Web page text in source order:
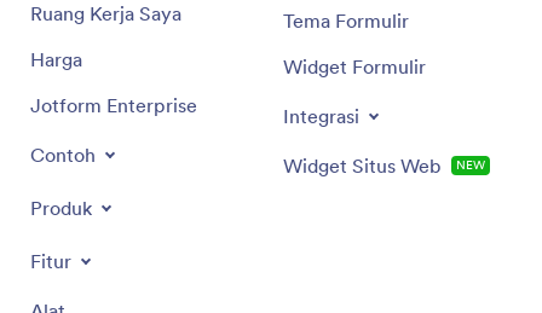
Ruang Kerja Saya
Harga
Jotform Enterprise
Contoh
Produk
Fitur
Tema Formulir
Widget Formulir
Integrasi
Widget Situs Web NEW